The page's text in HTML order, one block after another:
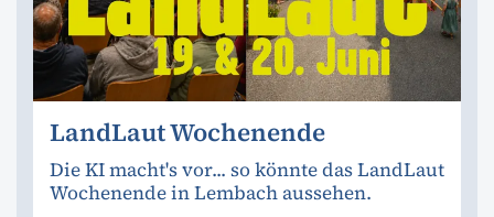
LandLaut Wochenende
Die KI macht's vor... so könnte das LandLaut
Wochenende in Lembach aussehen.